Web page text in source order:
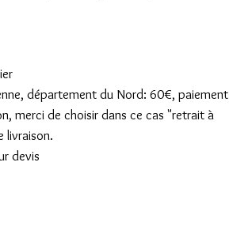
département du Nord: 60€, paiement
merci de choisir dans ce cas "retrait à
livraison.
devis